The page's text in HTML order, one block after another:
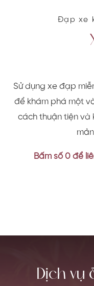
Đạp xe
Sử dụng xe đạp
để khám phá một
cách thuận tiện và
Bấm số 0 để
Dịch vụ